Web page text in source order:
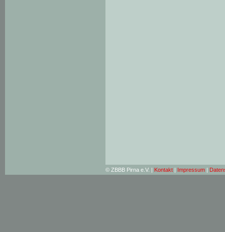
© ZBBB Pirna e.V. | Kontakt | Impressum |